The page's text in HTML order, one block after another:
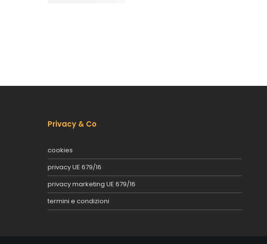
Privacy & Co
cookies
privacy UE 679/16
privacy marketing UE 679/16
termini e condizioni